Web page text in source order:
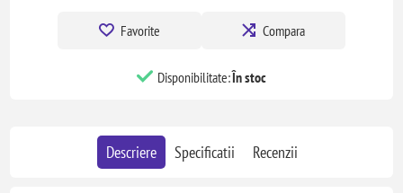
Favorite Compara
Disponibilitate:În stoc
Descriere Specificatii Recenzii